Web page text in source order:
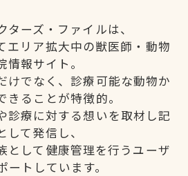
ターズ・ファイルは、
エリア拡大中の獣医師・動物
情報サイト。
けでなく、診療可能な動物か
きることが特徴的。
診療に対する想いを取材し記
して発信し、
として健康管理を行うユーザ
ートしています。